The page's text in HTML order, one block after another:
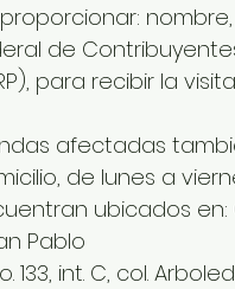
de
para recibir la
afectadas
de lunes a
ubicados en:
Pablo
133, int. C, col.